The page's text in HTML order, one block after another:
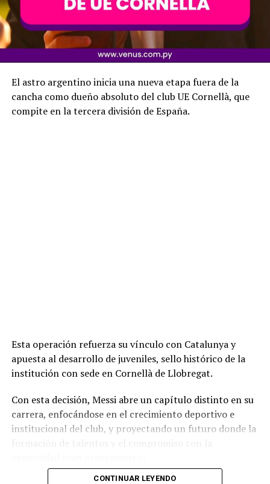
El astro argentino inicia una nueva etapa fuera de la
cancha como dueño absoluto del club UE Cornellà, que
compite en la tercera división de España.
Esta operación refuerza su vínculo con Catalunya y
apuesta al desarrollo de juveniles, sello histórico de la
institución con sede en Cornellà de Llobregat.
Con esta decisión, Messi abre un capítulo distinto en su
carrera, enfocándose en el crecimiento deportivo e
institucional del club, y proyectando un futuro donde la
CONTINUAR LEYENDO